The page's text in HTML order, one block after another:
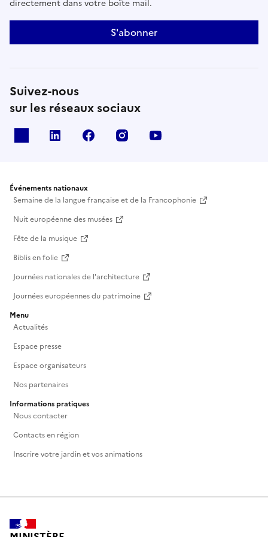
directement dans votre boîte mail.
S'abonner
Suivez-nous
sur les réseaux sociaux
Linkedin Facebook Instagram
Événements nationaux
Semaine de la langue française et de la Francophonie
Nuit européenne des musées
Fête de la musique
Biblis en folie
Journées nationales de l'architecture
Journées européennes du patrimoine
Menu
Actualités
Espace presse
Espace organisateurs
Nos partenaires
Informations pratiques
Nous contacter
Contacts en région
Inscrire votre jardin et vos animations